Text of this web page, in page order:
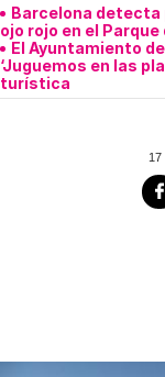
Barcelona detecta
ojo rojo en el
El Ayuntamiento
‘Juguemos en las
turística
17